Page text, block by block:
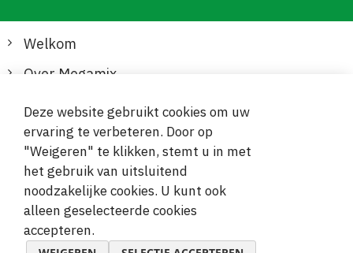
Welkom
Over Megamix
Informatie
Klantenservice
Veilige en gemakkelijke betalingen
Deze website gebruikt cookies om uw
ervaring te verbeteren. Door op
"Weigeren" te klikken, stemt u in met
het gebruik van uitsluitend
noodzakelijke cookies. U kunt ook
alleen geselecteerde cookies
accepteren.